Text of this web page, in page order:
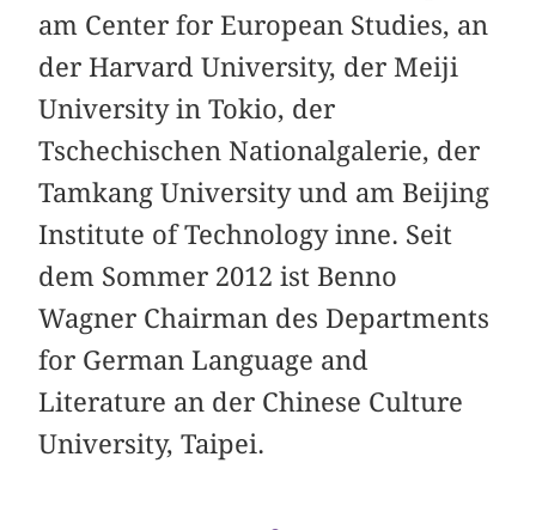
am Center for European Studies, an
der Harvard University, der Meiji
University in Tokio, der
Tschechischen Nationalgalerie, der
Tamkang University und am Beijing
Institute of Technology inne. Seit
dem Sommer 2012 ist Benno
Wagner Chairman des Departments
for German Language and
Literature an der Chinese Culture
University, Taipei.